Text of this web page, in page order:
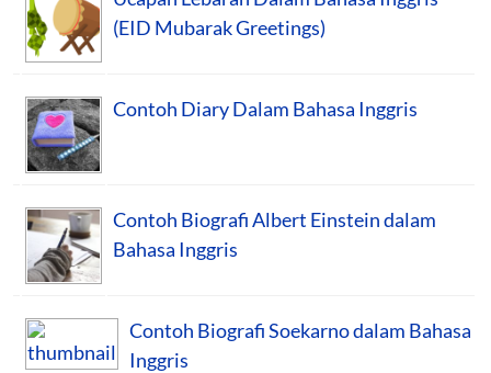
(EID Mubarak Greetings)
Contoh Diary Dalam Bahasa Inggris
Contoh Biografi Albert Einstein dalam
Bahasa Inggris
Contoh Biografi Soekarno dalam Bahasa
Inggris